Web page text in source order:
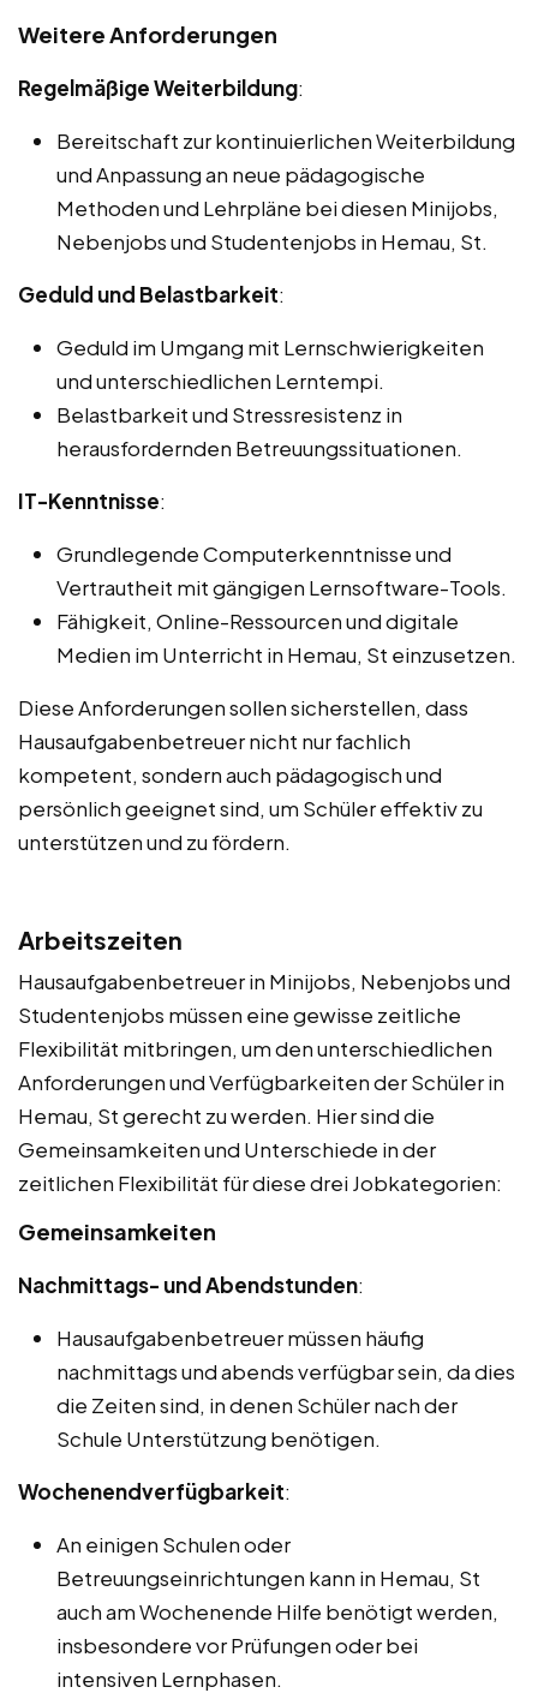
Weitere Anforderungen
Regelmäßige Weiterbildung:
Bereitschaft zur kontinuierlichen Weiterbildung
und Anpassung an neue pädagogische
Methoden und Lehrpläne bei diesen Minijobs,
Nebenjobs und Studentenjobs in Hemau, St.
Geduld und Belastbarkeit:
Geduld im Umgang mit Lernschwierigkeiten
und unterschiedlichen Lerntempi.
Belastbarkeit und Stressresistenz in
herausfordernden Betreuungssituationen.
IT-Kenntnisse:
Grundlegende Computerkenntnisse und
Vertrautheit mit gängigen Lernsoftware-Tools.
Fähigkeit, Online-Ressourcen und digitale
Medien im Unterricht in Hemau, St einzusetzen.
Diese Anforderungen sollen sicherstellen, dass
Hausaufgabenbetreuer nicht nur fachlich
kompetent, sondern auch pädagogisch und
persönlich geeignet sind, um Schüler effektiv zu
unterstützen und zu fördern.
Arbeitszeiten
Hausaufgabenbetreuer in Minijobs, Nebenjobs und
Studentenjobs müssen eine gewisse zeitliche
Flexibilität mitbringen, um den unterschiedlichen
Anforderungen und Verfügbarkeiten der Schüler in
Hemau, St gerecht zu werden. Hier sind die
Gemeinsamkeiten und Unterschiede in der
zeitlichen Flexibilität für diese drei Jobkategorien:
Gemeinsamkeiten
Nachmittags- und Abendstunden:
Hausaufgabenbetreuer müssen häufig
nachmittags und abends verfügbar sein, da dies
die Zeiten sind, in denen Schüler nach der
Schule Unterstützung benötigen.
Wochenendverfügbarkeit:
An einigen Schulen oder
Betreuungseinrichtungen kann in Hemau, St
auch am Wochenende Hilfe benötigt werden,
insbesondere vor Prüfungen oder bei
intensiven Lernphasen.